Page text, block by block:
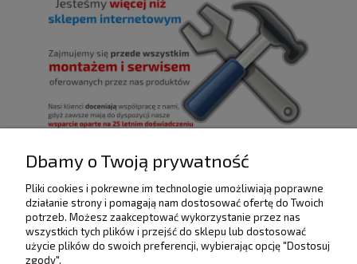
POMOC
DOSTAWA I PŁATNOŚCI
Dbamy o Twoją prywatność
Pliki cookies i pokrewne im technologie umożliwiają poprawne
działanie strony i pomagają nam dostosować ofertę do Twoich
potrzeb. Możesz zaakceptować wykorzystanie przez nas
wszystkich tych plików i przejść do sklepu lub dostosować
użycie plików do swoich preferencji, wybierając opcję "Dostosuj
zgody".